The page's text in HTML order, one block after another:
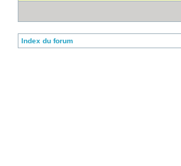
Index du forum